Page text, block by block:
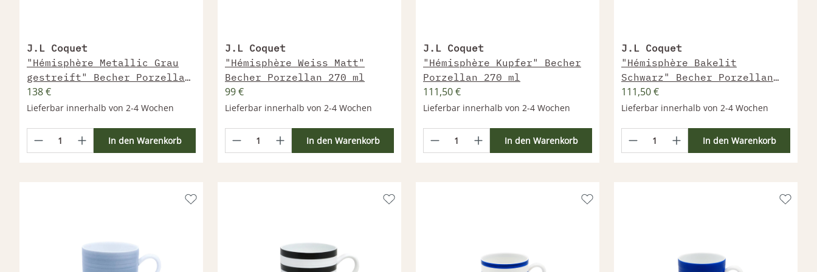
J.L Coquet
"Hémisphère Metallic Grau
gestreift" Becher Porzellan
270 ml
138 €
Lieferbar innerhalb von 2-4 Wochen
In den Warenkorb
J.L Coquet
"Hémisphère Weiss Matt"
Becher Porzellan 270 ml
99 €
Lieferbar innerhalb von 2-4 Wochen
In den Warenkorb
J.L Coquet
"Hémisphère Kupfer" Becher
Porzellan 270 ml
111,50 €
Lieferbar innerhalb von 2-4 Wochen
In den Warenkorb
J.L Coquet
"Hémisphère Bakelit
Schwarz" Becher Porzellan
270 ml
111,50 €
Lieferbar innerhalb von 2-4 Wochen
In den Warenkorb